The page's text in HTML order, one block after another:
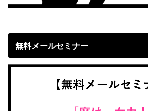
無料メールセミナー